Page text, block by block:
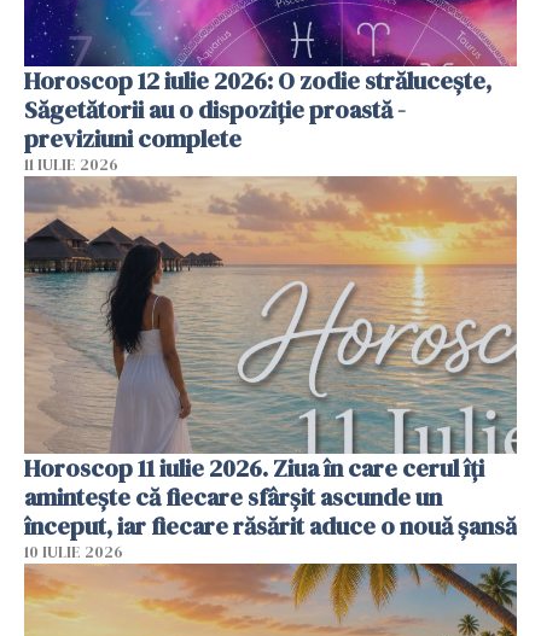
Horoscop 12 iulie 2026: O zodie strălucește,
Săgetătorii au o dispoziție proastă -
previziuni complete
11 IULIE 2026
Horoscop 11 iulie 2026. Ziua în care cerul îți
amintește că fiecare sfârșit ascunde un
început, iar fiecare răsărit aduce o nouă șansă
10 IULIE 2026